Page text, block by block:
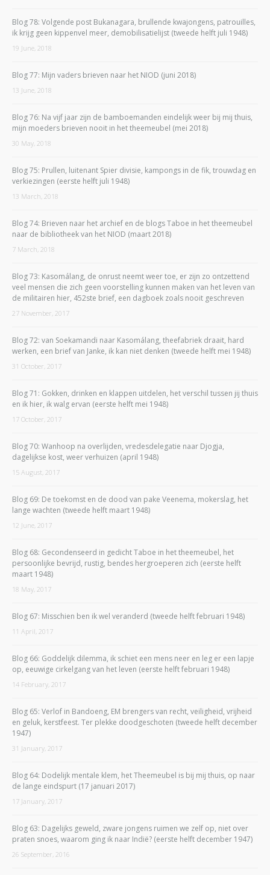
Blog 78: Volgende post Bukanagara, brullende kwajongens, patrouilles,
ik krijg geen kippenvel meer, demobilisatielijst (tweede helft juli 1948)
19 June, 2018
Blog 77: Mijn vaders brieven naar het NIOD (juni 2018)
13 June, 2018
Blog 76: Na vijf jaar zijn de bamboemanden eindelijk weer bij mij thuis,
mijn moeders brieven nooit in het theemeubel (mei 2018)
30 May, 2018
Blog 75: Prullen, luitenant Spier divisie, kampongs in de fik, trouwdag en
verkiezingen (eerste helft juli 1948)
13 March, 2018
Blog 74: Brieven naar het archief en de blogs Taboe in het theemeubel
naar de bibliotheek van het NIOD (maart 2018)
7 March, 2018
Blog 73: Kasomálang, de onrust neemt weer toe, er zijn zo ontzettend
veel mensen die zich geen voorstelling kunnen maken van het leven van
de militairen hier, 452ste brief, een dagboek zoals nooit geschreven
27 November, 2017
Blog 72: van Soekamandi naar Kasomálang, theefabriek draait, hard
werken, een brief van Janke, ik kan niet denken (tweede helft mei 1948)
31 October, 2017
Blog 71: Gokken, drinken en klappen uitdelen, het verschil tussen jij thuis
en ik hier, ik walg ervan (eerste helft mei 1948)
17 October, 2017
Blog 70: Wanhoop na overlijden, vredesdelegatie naar Djogja,
dagelijkse kost, weer verhuizen (april 1948)
15 August, 2017
Blog 69: De toekomst en de dood van pake Veenema, mokerslag, het
lange wachten (tweede helft maart 1948)
12 June, 2017
Blog 68: Gecondenseerd in gedicht Taboe in het theemeubel, het
persoonlijke bevrijd, rustig, bendes hergroeperen zich (eerste helft
maart 1948)
18 May, 2017
Blog 67: Misschien ben ik wel veranderd (tweede helft februari 1948)
11 April, 2017
Blog 66: Goddelijk dilemma, ik schiet een mens neer en leg er een lapje
op, eeuwige cirkelgang van het leven (eerste helft februari 1948)
14 February, 2017
Blog 65: Verlof in Bandoeng, EM brengers van recht, veiligheid, vrijheid
en geluk, kerstfeest. Ter plekke doodgeschoten (tweede helft december
1947)
31 January, 2017
Blog 64: Dodelijk mentale klem, het Theemeubel is bij mij thuis, op naar
de lange eindspurt (17 januari 2017)
17 January, 2017
Blog 63: Dagelijks geweld, zware jongens ruimen we zelf op, niet over
praten snoes, waarom ging ik naar Indië? (eerste helft december 1947)
26 September, 2016